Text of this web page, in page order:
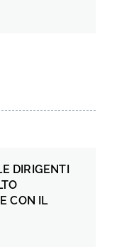
DIRIGENTI
CON IL